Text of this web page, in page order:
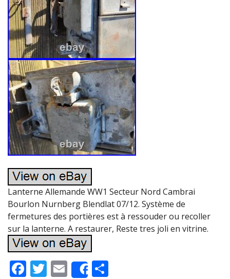
Lanterne Allemande WW1 Secteur Nord Cambrai
Bourlon Nurnberg Blendlat 07/12. Système de
fermetures des portières est à ressouder ou recoller
sur la lanterne. A restaurer, Reste tres joli en vitrine.
F T E Share